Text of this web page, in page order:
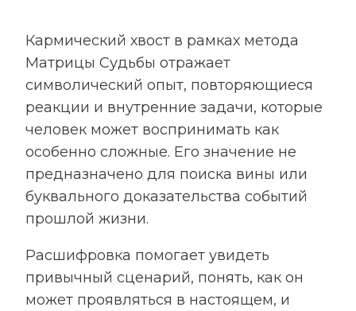
Кармический хвост в рамках метода
Матрицы Судьбы отражает
символический опыт, повторяющиеся
реакции и внутренние задачи, которые
человек может воспринимать как
особенно сложные. Его значение не
предназначено для поиска вины или
буквального доказательства событий
прошлой жизни.
Расшифровка помогает увидеть
привычный сценарий, понять, как он
может проявляться в настоящем, и